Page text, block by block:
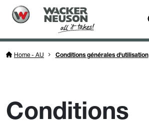
Home - AU Conditions générales d'utilisation
Conditions